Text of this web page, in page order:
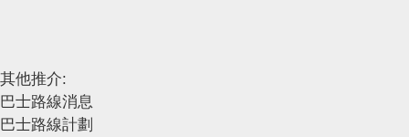
其他推介:
巴士路線消息
巴士路線計劃